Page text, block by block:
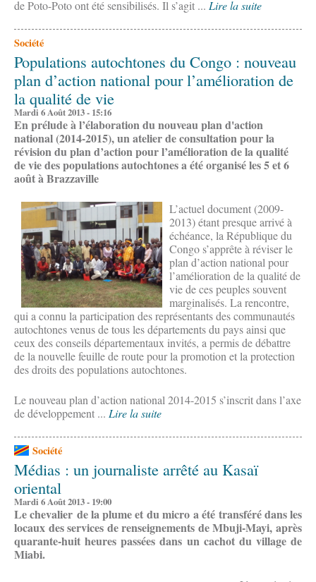
de Poto-Poto ont été sensibilisés. Il s’agit ... Lire la suite
Société
Populations autochtones du Congo : nouveau
plan d’action national pour l’amélioration de
la qualité de vie
Mardi 6 Août 2013 - 15:16
En prélude à l’élaboration du nouveau plan d'action
national (2014-2015), un atelier de consultation pour la
révision du plan d’action pour l’amélioration de la qualité
de vie des populations autochtones a été organisé les 5 et 6
août à Brazzaville
L’actuel document (2009-
2013) étant presque arrivé à
échéance, la République du
Congo s’apprête à réviser le
plan d’action national pour
l’amélioration de la qualité de
vie de ces peuples souvent
marginalisés. La rencontre,
qui a connu la participation des représentants des communautés
autochtones venus de tous les départements du pays ainsi que
ceux des conseils départementaux invités, a permis de débattre
de la nouvelle feuille de route pour la promotion et la protection
des droits des populations autochtones.
Le nouveau plan d’action national 2014-2015 s’inscrit dans l’axe
de développement ... Lire la suite
Société
Médias : un journaliste arrêté au Kasaï
oriental
Mardi 6 Août 2013 - 19:00
Le chevalier de la plume et du micro a été transféré dans les
locaux des services de renseignements de Mbuji-Mayi, après
quarante-huit heures passées dans un cachot du village de
Miabi.